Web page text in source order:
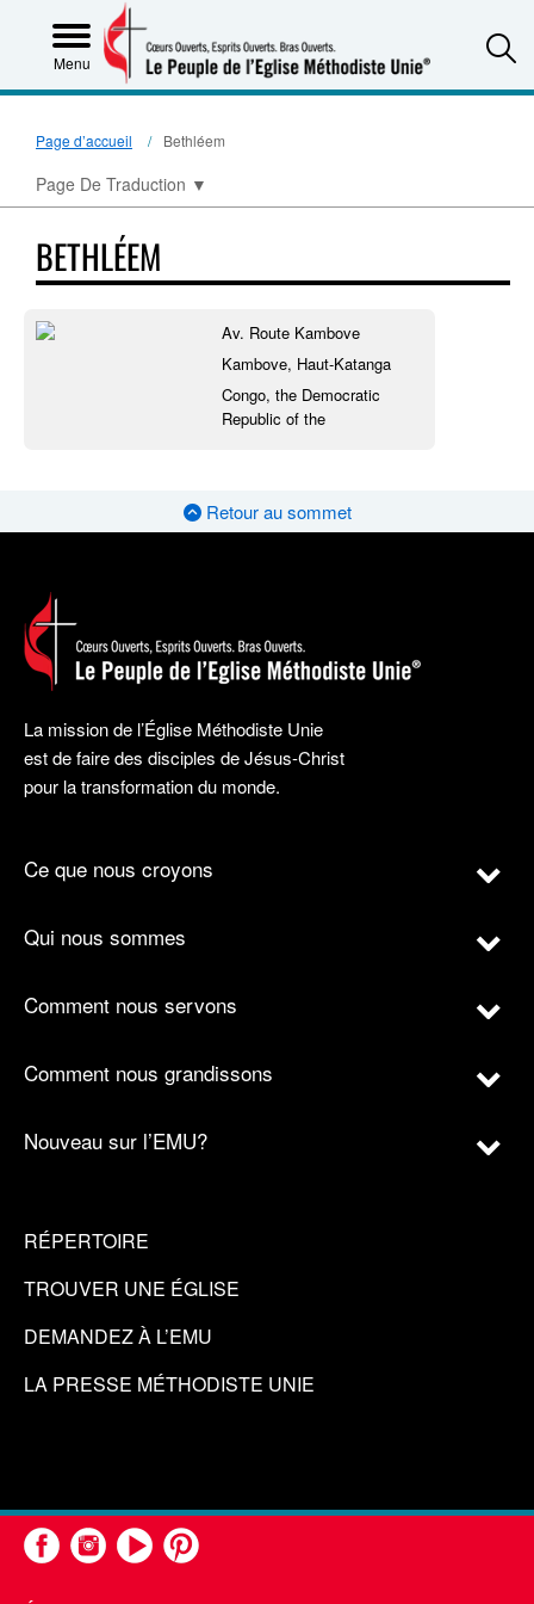
Menu
Page d’accueil Bethléem
Page De Traduction ▼
BETHLÉEM
Av. Route Kambove
Kambove, Haut-Katanga
Congo, the Democratic
Republic of the
Retour au sommet
La mission de l’Église Méthodiste Unie
est de faire des disciples de Jésus-Christ
pour la transformation du monde.
Ce que nous croyons
Qui nous sommes
Comment nous servons
Comment nous grandissons
Nouveau sur l’EMU?
RÉPERTOIRE
TROUVER UNE ÉGLISE
DEMANDEZ À L’EMU
LA PRESSE MÉTHODISTE UNIE